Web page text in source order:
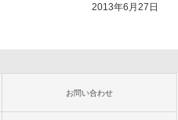
2013年6月27日
お問い合わせ